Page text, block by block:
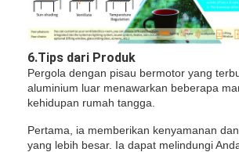
6.Tips dari Produk
Pergola dengan pisau bermotor yang
aluminium luar menawarkan beberapa
kehidupan rumah tangga.
Pertama, ia memberikan kenyamanan
yang lebih besar. Ia dapat melindungi